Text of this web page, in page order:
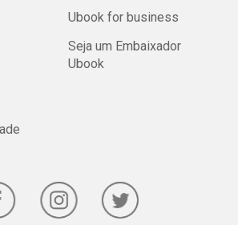
Ubook for business
Seja um Embaixador
Ubook